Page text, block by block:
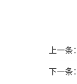
上一条：
下一条：